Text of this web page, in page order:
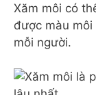
Xăm môi có
được màu
mỗi người.